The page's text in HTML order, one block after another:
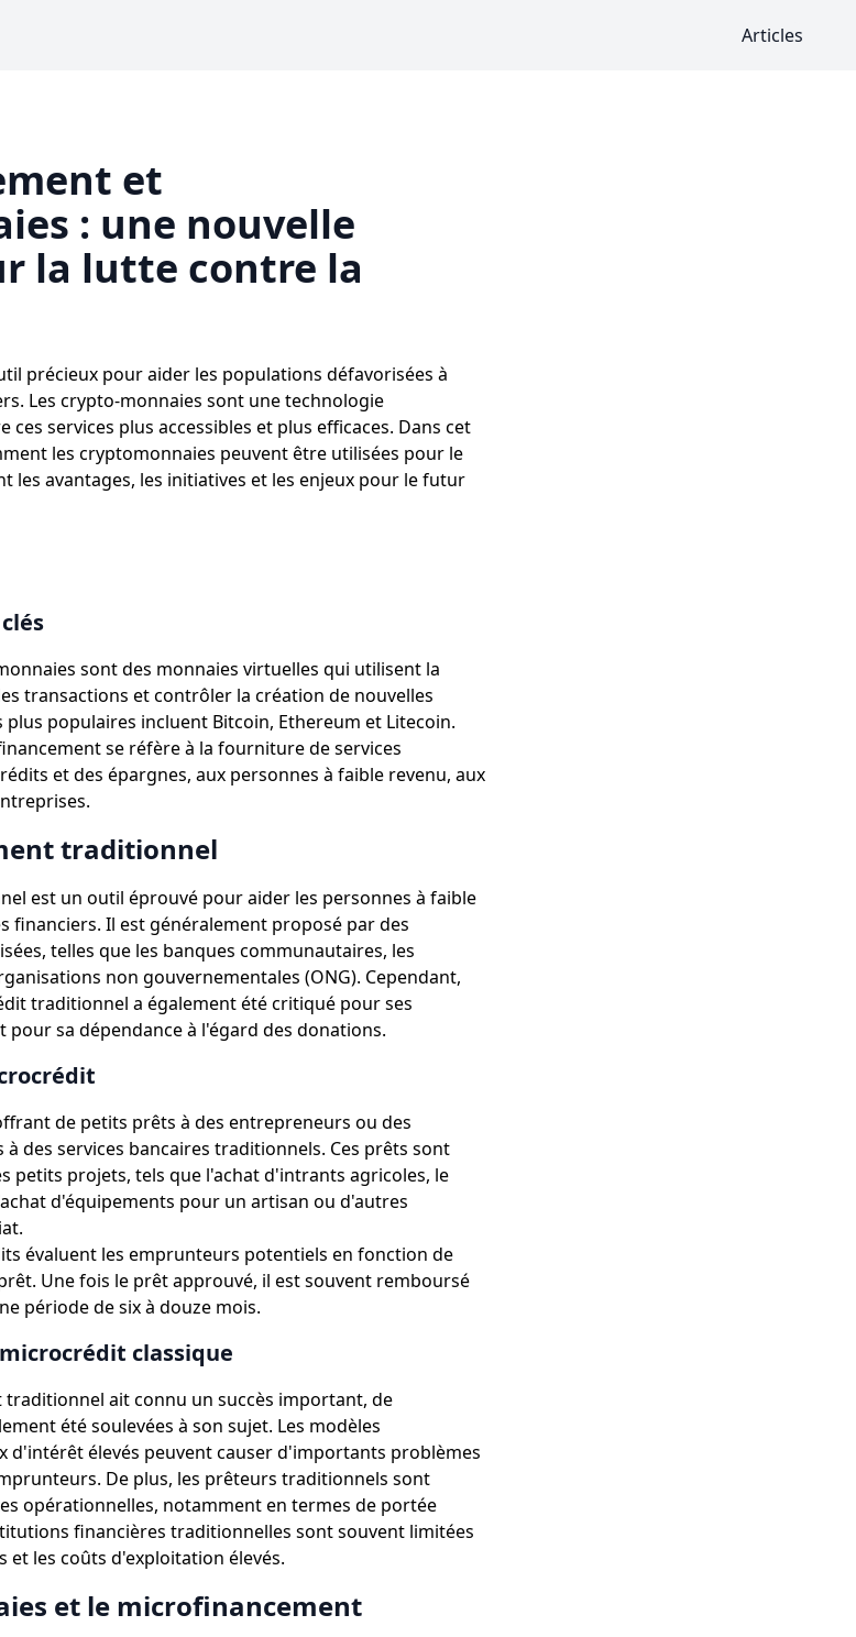
Articles
et
: une nouvelle
la lutte contre la
précieux pour aider les populations défavorisées à
Les crypto-monnaies sont une technologie
services plus accessibles et plus efficaces. Dans cet
les cryptomonnaies peuvent être utilisées pour le
les avantages, les initiatives et les enjeux pour le futur
sont des monnaies virtuelles qui utilisent la
transactions et contrôler la création de nouvelles
populaires incluent Bitcoin, Ethereum et Litecoin.
se réfère à la fourniture de services
et des épargnes, aux personnes à faible revenu, aux
traditionnel
est un outil éprouvé pour aider les personnes à faible
financiers. Il est généralement proposé par des
telles que les banques communautaires, les
non gouvernementales (ONG). Cependant,
traditionnel a également été critiqué pour ses
pour sa dépendance à l'égard des donations.
de petits prêts à des entrepreneurs ou des
des services bancaires traditionnels. Ces prêts sont
petits projets, tels que l'achat d'intrants agricoles, le
d'équipements pour un artisan ou d'autres
évaluent les emprunteurs potentiels en fonction de
Une fois le prêt approuvé, il est souvent remboursé
période de six à douze mois.
classique
ait connu un succès important, de
été soulevées à son sujet. Les modèles
d'intérêt élevés peuvent causer d'importants problèmes
De plus, les prêteurs traditionnels sont
opérationnelles, notamment en termes de portée
financières traditionnelles sont souvent limitées
et les coûts d'exploitation élevés.
et le microfinancement